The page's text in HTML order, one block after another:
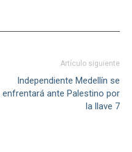
Artículo siguiente
Independiente Medellín se
enfrentará ante Palestino por
la llave 7